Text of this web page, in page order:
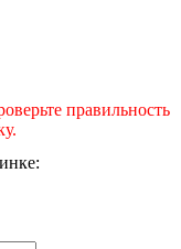
правильность